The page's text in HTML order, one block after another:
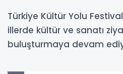
Türkiye Kültür Yolu
illerde kültür ve sanatı
buluşturmaya devam